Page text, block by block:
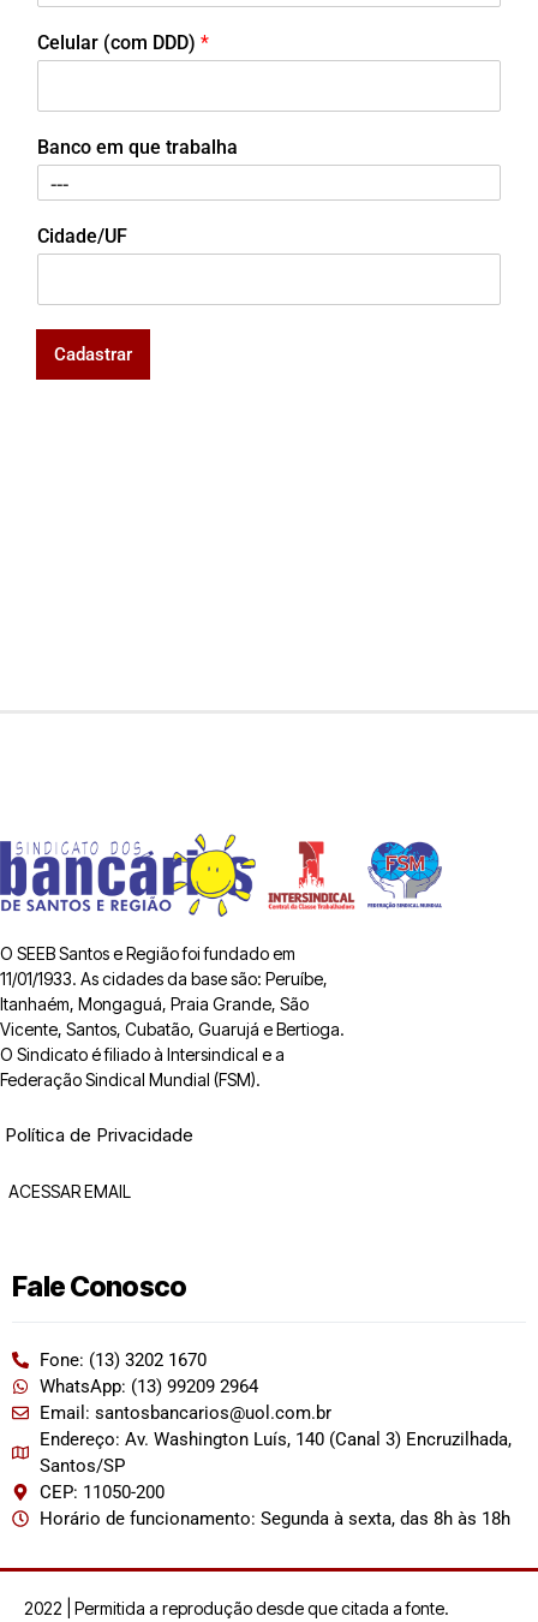
Celular (com DDD) *
Banco em que trabalha
Cidade/UF
Cadastrar
O SEEB Santos e Região foi fundado em
11/01/1933. As cidades da base são: Peruíbe,
Itanhaém, Mongaguá, Praia Grande, São
Vicente, Santos, Cubatão, Guarujá e Bertioga.
O Sindicato é filiado à Intersindical e a
Federação Sindical Mundial (FSM).
Política de Privacidade
ACESSAR EMAIL
Fale Conosco
Fone: (13) 3202 1670
WhatsApp: (13) 99209 2964
Email: santosbancarios@uol.com.br
Endereço: Av. Washington Luís, 140 (Canal 3) Encruzilhada,
Santos/SP
CEP: 11050-200
Horário de funcionamento: Segunda à sexta, das 8h às 18h
2022 | Permitida a reprodução desde que citada a fonte.